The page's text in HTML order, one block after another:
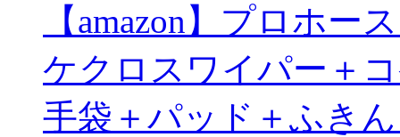
【amazon】プロホ
ケクロスワイパー＋
手袋＋パッド＋ふき